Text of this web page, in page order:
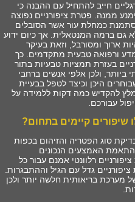
חייב להתחיל עם ההבנה כי
ממנה. פטרת ציפורניים נפוצה
כמחלת עור אשר הסובלים
גם ברמה המנטאלית. אך כיום ידוע
ארוך ומסורבל, וזאת בעיקר
מדע ורפואה טבעית מתקדמים. כך
בעזרת תמציות טבעיות בתור
ולכן אלפי אנשים ברחבי
היכן וכיצד לטפל בבעיית
להקדיש כמה דקות ללמידה על
עבורכם.
שיפורים קיימים בתחום?
סוג הפטריה והזיהום בכפות
התאמת האמצעים הנכונים
רלוונטי אמנם עבור כל
ציפורניים גדל עם הגיל וההתבגרות.
מערכת בריאותית חלשה יותר ולכן